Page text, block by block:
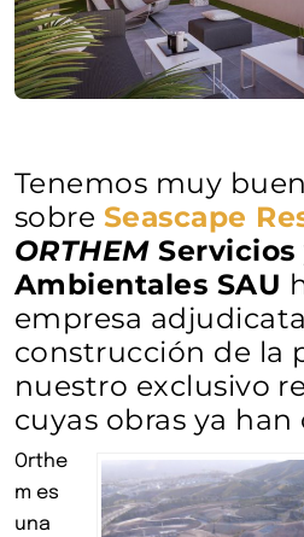
Tenemos muy
sobre Seascape
ORTHEMServicios
Ambientales SAU
empresa
construcción de la
nuestro exclusivo
cuyas obras ya
Orthe
m es
una